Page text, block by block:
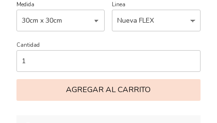
Medida Linea
Cantidad
AGREGAR AL CARRITO